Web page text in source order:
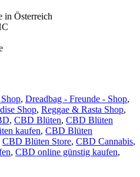
in Österreich
, Dreadbag - Freunde - Shop,
Shop, Reggae & Rasta Shop,
, CBD Blüten, CBD Blüten
kaufen, CBD Blüten
CBD Blüten Store, CBD Cannabis,
, CBD online günstig kaufen,